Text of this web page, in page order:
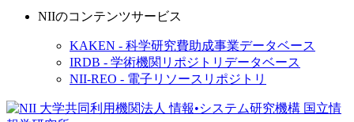
NIIのコンテンツサービス
KAKEN - 科学研究費助成事業データベース
IRDB - 学術機関リポジトリデータベース
NII-REO - 電子リソースリポジトリ